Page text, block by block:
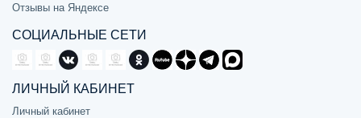
Отзывы на Яндексе
СОЦИАЛЬНЫЕ СЕТИ
ЛИЧНЫЙ КАБИНЕТ
Личный кабинет